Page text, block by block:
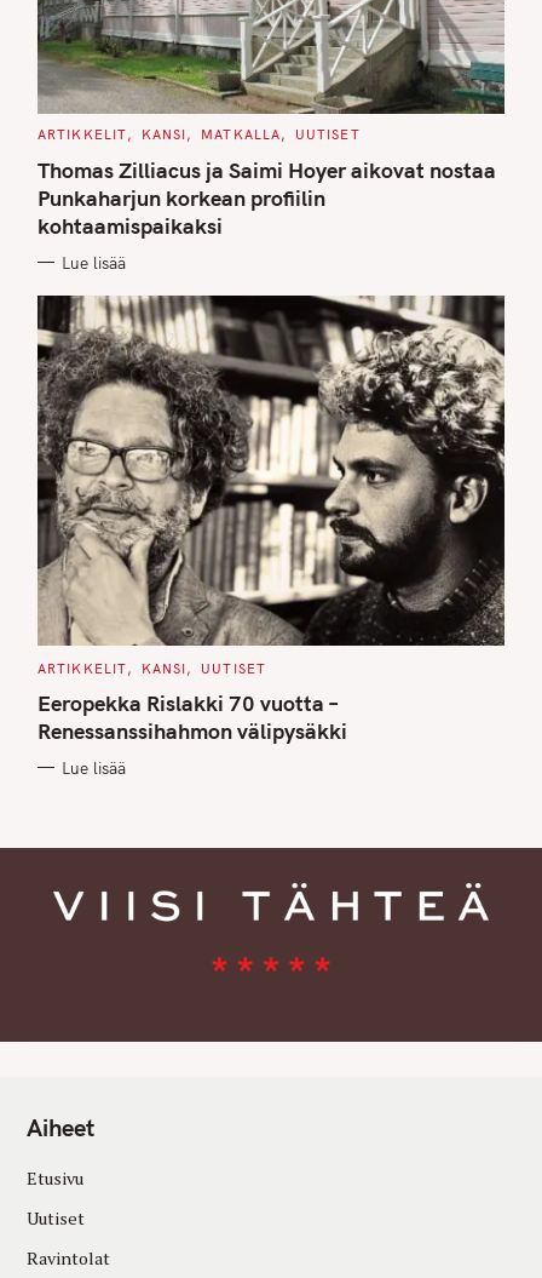
C
T
E
G
O
R
I
S
ARTIKKELIT KANSI MATKALLA UUTISET
Thomas Zilliacus ja Saimi Hoyer aikovat nostaa
Punkaharjun korkean profiilin
kohtaamispaikaksi
Lue lisää
C
T
E
G
O
I
ARTIKKELIT KANSI UUTISET
Eeropekka Rislakki 70 vuotta –
Renessanssihahmon välipysäkki
Lue lisää
Aiheet
Etusivu
Uutiset
Ravintolat